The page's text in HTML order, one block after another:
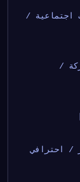
- المزاج العام: [مبهج / هادئ / مثير / احترافي